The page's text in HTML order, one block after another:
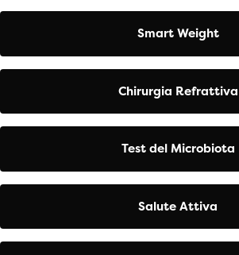
Smart Weight
Chirurgia Refrattiva
Test del Microbiota
Salute Attiva